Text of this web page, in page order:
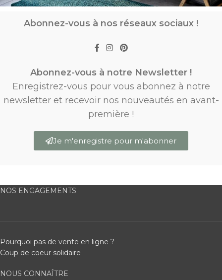
Abonnez-vous à nos réseaux sociaux !
Abonnez-vous à notre Newsletter !
Enregistrez-vous pour vous abonnez à notre
newsletter et recevoir nos nouveautés en avant-
première !
Je m'enregistre pour m'abonner
NOS ENGAGEMENTS
Pourquoi pas de vente en ligne ?
Coup de coeur solidaire
NOUS CONNAÎTRE